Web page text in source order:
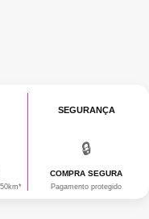
SEGURANÇA
🔒
COMPRA SEGURA
Pagamento protegido